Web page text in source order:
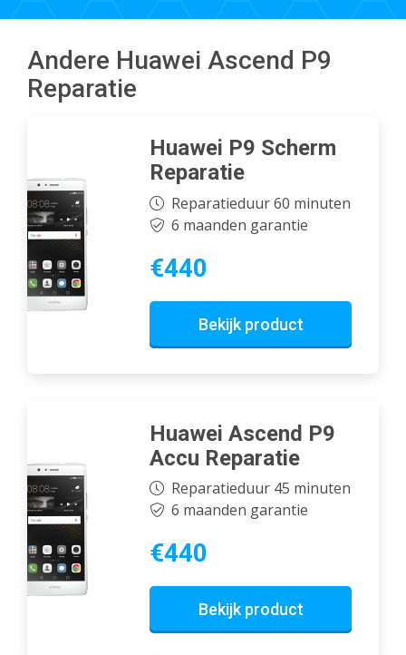
Andere Huawei Ascend P9
Reparatie
Huawei P9 Scherm
Reparatie
Reparatieduur 60 minuten
6 maanden garantie
€440
Bekijk product
Huawei Ascend P9
Accu Reparatie
Reparatieduur 45 minuten
6 maanden garantie
€440
Bekijk product